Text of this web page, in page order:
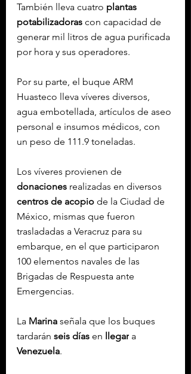
También lleva cuatro plantas
potabilizadoras con capacidad de
generar mil litros de agua purificada
por hora y sus operadores.
Por su parte, el buque ARM
Huasteco lleva víveres diversos,
agua embotellada, artículos de aseo
personal e insumos médicos, con
un peso de 111.9 toneladas.
Los víveres provienen de
donaciones realizadas en diversos
centros de acopio de la Ciudad de
México, mismas que fueron
trasladadas a Veracruz para su
embarque, en el que participaron
100 elementos navales de las
Brigadas de Respuesta ante
Emergencias.
La Marina señala que los buques
tardarán seis días en llegar a
Venezuela.